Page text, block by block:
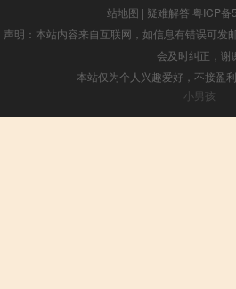
站地图 | 疑难解答 粤ICP备
声明：本站内容来自互联网，如信息有错误可发
会及时纠正，谢
本站仅为个人兴趣爱好，不接盈
小男孩